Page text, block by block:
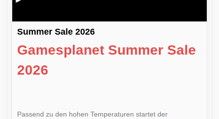
Summer Sale 2026
Gamesplanet Summer Sale
2026
Passend zu den hohen Temperaturen startet der